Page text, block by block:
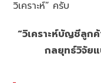
วิเคราะห์” ครับ
“วิเคราะห์บัญชีลูก
กลยุทธ์วิจัย